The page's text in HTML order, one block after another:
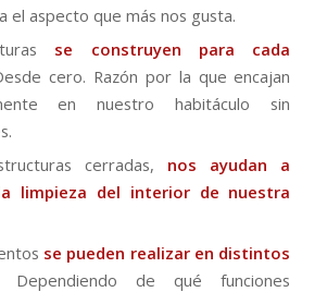
el aspecto que más nos gusta.
se construyen para cada
cero. Razón por la que encajan
en nuestro habitáculo sin
cerradas, nos ayudan a
limpieza del interior de nuestra
se pueden realizar en distintos
Dependiendo de qué funciones